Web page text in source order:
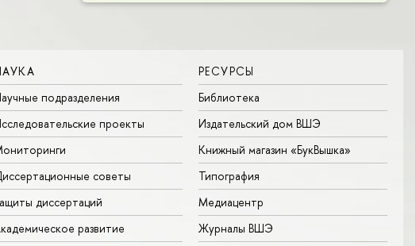
подразделения
проекты
советы
диссертаций
развитие
РЕСУРСЫ
Библиотека
Издательский дом ВШЭ
Книжный магазин «БукВышка»
Типография
Медиацентр
Журналы ВШЭ